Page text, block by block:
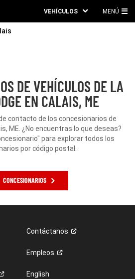
VEHÍCULOS MENÚ
DE VEHÍCULOS DE LA
EN CALAIS, ME
contacto de los concesionarios de
ME. ¿No encuentras lo que deseas?
para explorar todos los
por código postal.
CONCESIONARIOS
Contáctanos
Empleos
English